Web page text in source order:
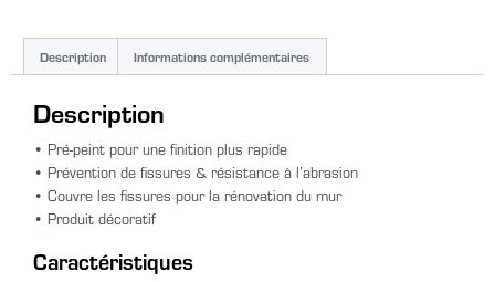
Description Informations complémentaires
Description
• Pré-peint pour une finition plus rapide
• Prévention de fissures & résistance à l’abrasion
• Couvre les fissures pour la rénovation du mur
• Produit décoratif
Caractéristiques